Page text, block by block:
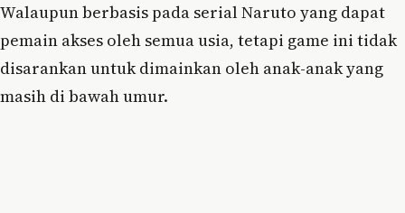
Walaupun berbasis pada serial Naruto yang dapat
pemain akses oleh semua usia, tetapi game ini tidak
disarankan untuk dimainkan oleh anak-anak yang
masih di bawah umur.